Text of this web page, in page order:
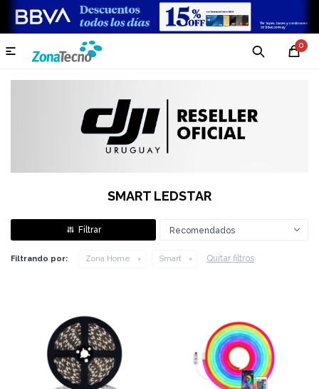
0

SMART LEDSTAR
Recomendados
Filtrando por: Zona Home Smart Quitar filtros